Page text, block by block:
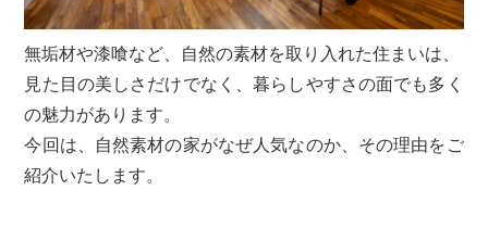
無垢材や漆喰など、自然の素材を取り入れた住まいは、
見た目の美しさだけでなく、暮らしやすさの面でも多く
の魅力があります。
今回は、自然素材の家がなぜ人気なのか、その理由をご
紹介いたします。